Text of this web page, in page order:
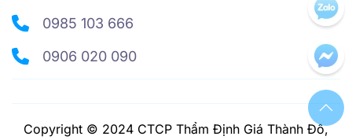
0985 103 666
0906 020 090
Copyright © 2024 CTCP Thẩm Định Giá Thành Đô,